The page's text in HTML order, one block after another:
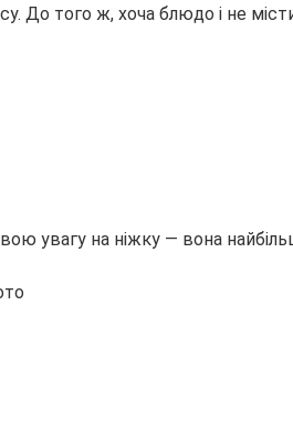
До того ж, хоча блюдо і не
увагу на ніжку — вона